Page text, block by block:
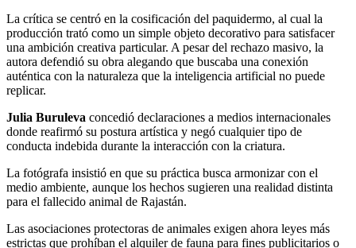
La crítica se centró en la cosificación del paquidermo, al cual la
producción trató como un simple objeto decorativo para satisfacer
una ambición creativa particular. A pesar del rechazo masivo, la
autora defendió su obra alegando que buscaba una conexión
auténtica con la naturaleza que la inteligencia artificial no puede
replicar.
Julia Buruleva concedió declaraciones a medios internacionales
donde reafirmó su postura artística y negó cualquier tipo de
conducta indebida durante la interacción con la criatura.
La fotógrafa insistió en que su práctica busca armonizar con el
medio ambiente, aunque los hechos sugieren una realidad distinta
para el fallecido animal de Rajastán.
Las asociaciones protectoras de animales exigen ahora leyes más
estrictas que prohíban el alquiler de fauna para fines publicitarios o